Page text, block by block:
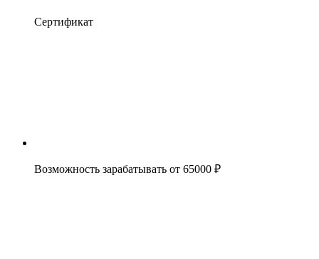
Сертификат
Возможность зарабатывать от 65000 ₽